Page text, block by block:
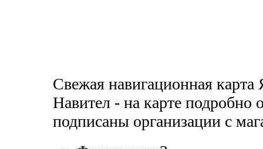
Свежая навигационная
Навител - на карте подробно
подписаны организации с